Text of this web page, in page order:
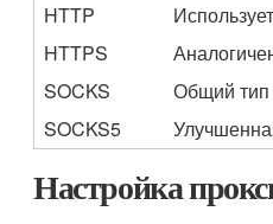
HTTP
HTTPS
SOCKS
Общий тип
SOCKS5
Настройка